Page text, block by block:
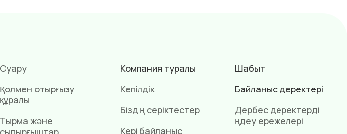
Суару
Қолмен отырғызу
құралы
Тырма және
сыпырғыштар
Компания туралы
Кепілдік
Біздің серіктестер
Кері байланыс
Шабыт
Байланыс деректері
Дербес деректерді
өңдеу ережелері